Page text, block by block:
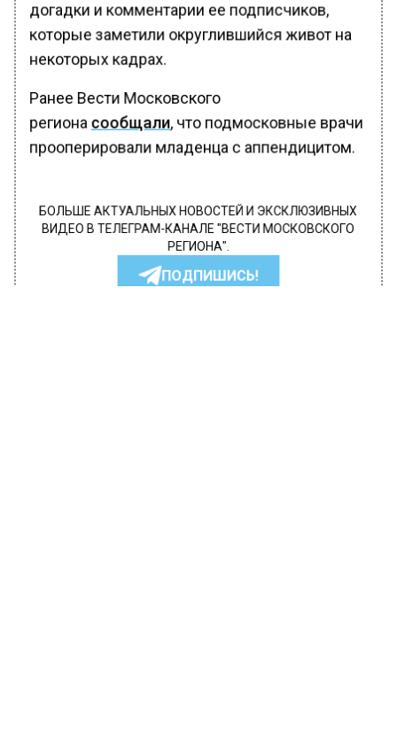
догадки и комментарии ее подписчиков,
которые заметили округлившийся живот на
некоторых кадрах.
Ранее Вести Московского
регионасообщали, что подмосковные врачи
прооперировали младенца с аппендицитом.
БОЛЬШЕ АКТУАЛЬНЫХ НОВОСТЕЙ И ЭКСКЛЮЗИВНЫХ
ВИДЕО В ТЕЛЕГРАМ-КАНАЛЕ "ВЕСТИ МОСКОВСКОГО
РЕГИОНА".
ПОДПИШИСЬ!